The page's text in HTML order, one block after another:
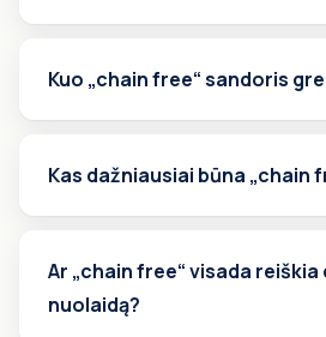
Kuo „chain free“ sandoris
Kas dažniausiai būna „chain
Ar „chain free“ visada reiškia
nuolaidą?